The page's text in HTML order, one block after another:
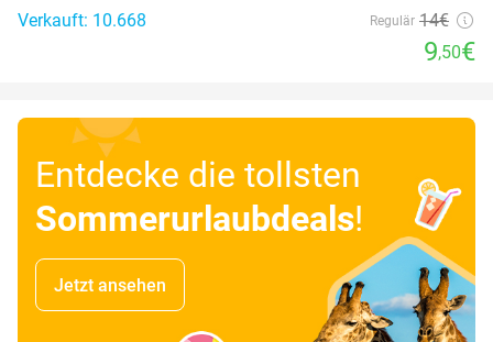
Verkauft: 10.668
Regulär 14€
9,50€
Entdecke die tollsten
Sommerurlaubdeals!
Jetzt ansehen